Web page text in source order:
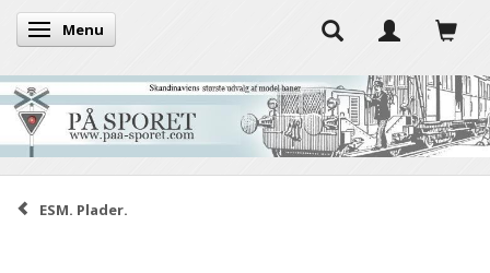
Skifte navigation
Menu
ESM. Plader.